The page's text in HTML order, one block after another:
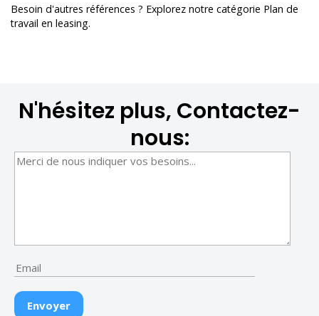
Besoin d'autres références ? Explorez notre catégorie Plan de
travail en leasing.
N'hésitez plus, Contactez-
nous: